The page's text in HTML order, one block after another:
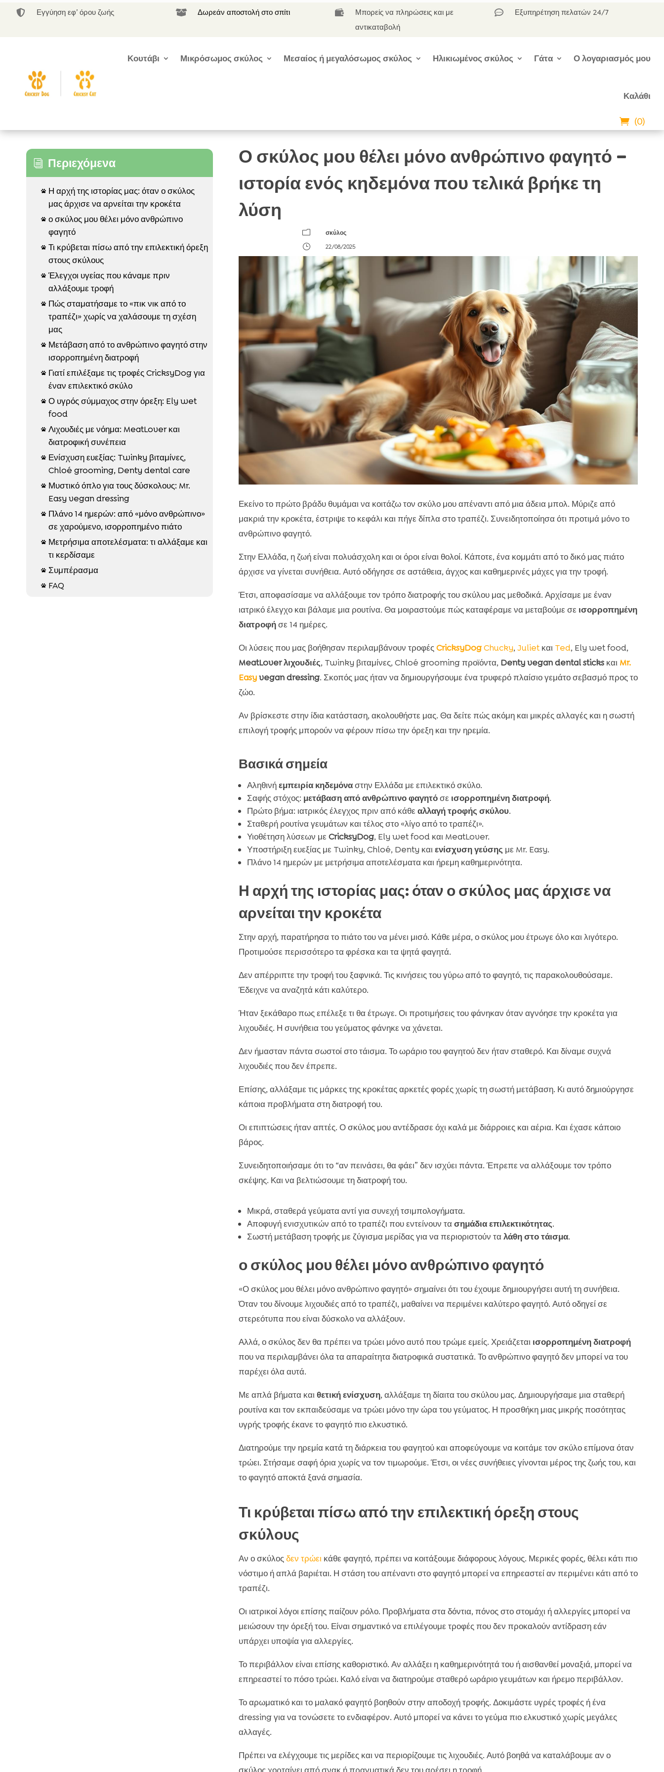
 Εγγύηση εφ’ όρου ζωής  Δωρεάν αποστολή στο σπίτι 
Μπορείς να πληρώσεις και με
αντικαταβολή
 Εξυπηρέτηση πελατών 24/7
Κουτάβι Μικρόσωμος σκύλος Μεσαίος ή μεγαλόσωμος σκύλος Ηλικιωμένος σκύλος Γάτα Ο λογαριασμός μου
Καλάθι
(0)
i Περιεχόμενα

Η αρχή της ιστορίας μας: όταν ο σκύλος
μας άρχισε να αρνείται την κροκέτα
 ο σκύλος μου θέλει μόνο ανθρώπινο
φαγητό
 Τι κρύβεται πίσω από την επιλεκτική όρεξη
στους σκύλους
 Έλεγχοι υγείας που κάναμε πριν
αλλάξουμε τροφή

Πώς σταματήσαμε το «πικ νικ από το
τραπέζι» χωρίς να χαλάσουμε τη σχέση
μας

Μετάβαση από το ανθρώπινο φαγητό στην
ισορροπημένη διατροφή

Γιατί επιλέξαμε τις τροφές CricksyDog για
έναν επιλεκτικό σκύλο
 Ο υγρός σύμμαχος στην όρεξη: Ely wet
food
 Λιχουδιές με νόημα: MeatLover και
διατροφική συνέπεια

Ενίσχυση ευεξίας: Twinky βιταμίνες,
Chloé grooming, Denty dental care

Μυστικό όπλο για τους δύσκολους: Mr.
Easy vegan dressing

Πλάνο 14 ημερών: από «μόνο ανθρώπινο»
σε χαρούμενο, ισορροπημένο πιάτο

Μετρήσιμα αποτελέσματα: τι αλλάξαμε και
τι κερδίσαμε
 Συμπέρασμα
 FAQ
Ο σκύλος μου θέλει μόνο ανθρώπινο φαγητό –
ιστορία ενός κηδεμόνα που τελικά βρήκε τη
λύση
m
σκύλος
}
22/08/2025
Εκείνο το πρώτο βράδυ θυμάμαι να κοιτάζω τον σκύλο μου απέναντι από μια άδεια μπολ. Μύριζε από
μακριά την κροκέτα, έστριψε το κεφάλι και πήγε δίπλα στο τραπέζι. Συνειδητοποίησα ότι προτιμά μόνο το
ανθρώπινο φαγητό.
Στην Ελλάδα, η ζωή είναι πολυάσχολη και οι όροι είναι θολοί. Κάποτε, ένα κομμάτι από το δικό μας πιάτο
άρχισε να γίνεται συνήθεια. Αυτό οδήγησε σε αστάθεια, άγχος και καθημερινές μάχες για την τροφή.
Έτσι, αποφασίσαμε να αλλάξουμε τον τρόπο διατροφής του σκύλου μας μεθοδικά. Αρχίσαμε με έναν
ιατρικό έλεγχο και βάλαμε μια ρουτίνα. Θα μοιραστούμε πώς καταφέραμε να μεταβούμε σε ισορροπημένη
διατροφήσε 14 ημέρες.
Οι λύσεις που μας βοήθησαν περιλαμβάνουν τροφές CricksyDogChucky, Julietκαι Ted, Ely wet food,
MeatLover λιχουδιές, Twinky βιταμίνες, Chloé grooming προϊόντα, Denty vegan dental sticksκαι Mr.
Easyvegan dressing. Σκοπός μας ήταν να δημιουργήσουμε ένα τρυφερό πλαίσιο γεμάτο σεβασμό προς το
ζώο.
Αν βρίσκεστε στην ίδια κατάσταση, ακολουθήστε μας. Θα δείτε πώς ακόμη και μικρές αλλαγές και η σωστή
επιλογή τροφής μπορούν να φέρουν πίσω την όρεξη και την ηρεμία.
Βασικά σημεία
Αληθινήεμπειρία κηδεμόναστην Ελλάδα με επιλεκτικό σκύλο.
Σαφής στόχος: μετάβαση από ανθρώπινο φαγητόσε ισορροπημένη διατροφή.
Πρώτο βήμα: ιατρικός έλεγχος πριν από κάθε αλλαγή τροφής σκύλου.
Σταθερή ρουτίνα γευμάτων και τέλος στο «λίγο από το τραπέζι».
Υιοθέτηση λύσεων με CricksyDog, Ely wet food και MeatLover.
Υποστήριξη ευεξίας με Twinky, Chloé, Denty και ενίσχυση γεύσης με Mr. Easy.
Πλάνο 14 ημερών με μετρήσιμα αποτελέσματα και ήρεμη καθημερινότητα.
Η αρχή της ιστορίας μας: όταν ο σκύλος μας άρχισε να
αρνείται την κροκέτα
Στην αρχή, παρατήρησα το πιάτο του να μένει μισό. Κάθε μέρα, ο σκύλος μου έτρωγε όλο και λιγότερο.
Προτιμούσε περισσότερο τα φρέσκα και τα ψητά φαγητά.
Δεν απέρριπτε την τροφή του ξαφνικά. Τις κινήσεις του γύρω από το φαγητό, τις παρακολουθούσαμε.
Έδειχνε να αναζητά κάτι καλύτερο.
Ήταν ξεκάθαρο πως επέλεξε τι θα έτρωγε. Οι προτιμήσεις του φάνηκαν όταν αγνόησε την κροκέτα για
λιχουδιές. Η συνήθεια του γεύματος φάνηκε να χάνεται.
Δεν ήμασταν πάντα σωστοί στο τάισμα. Το ωράριο του φαγητού δεν ήταν σταθερό. Και δίναμε συχνά
λιχουδιές που δεν έπρεπε.
Επίσης, αλλάξαμε τις μάρκες της κροκέτας αρκετές φορές χωρίς τη σωστή μετάβαση. Κι αυτό δημιούργησε
κάποια προβλήματα στη διατροφή του.
Οι επιπτώσεις ήταν απτές. Ο σκύλος μου αντέδρασε όχι καλά με διάρροιες και αέρια. Και έχασε κάποιο
βάρος.
Συνειδητοποιήσαμε ότι το “αν πεινάσει, θα φάει” δεν ισχύει πάντα. Έπρεπε να αλλάξουμε τον τρόπο
σκέψης. Και να βελτιώσουμε τη διατροφή του.
Μικρά, σταθερά γεύματα αντί για συνεχή τσιμπολογήματα.
Αποφυγή ενισχυτικών από το τραπέζι που εντείνουν τασημάδια επιλεκτικότητας.
Σωστή μετάβαση τροφής με ζύγισμα μερίδας για να περιοριστούν ταλάθη στο τάισμα.
ο σκύλος μου θέλει μόνο ανθρώπινο φαγητό
«Ο σκύλος μου θέλει μόνο ανθρώπινο φαγητό» σημαίνει ότι του έχουμε δημιουργήσει αυτή τη συνήθεια.
Όταν του δίνουμε λιχουδιές από το τραπέζι, μαθαίνει να περιμένει καλύτερο φαγητό. Αυτό οδηγεί σε
στερεότυπα που είναι δύσκολο να αλλάξουν.
Αλλά, ο σκύλος δεν θα πρέπει να τρώει μόνο αυτό που τρώμε εμείς. Χρειάζεται ισορροπημένη διατροφή
που να περιλαμβάνει όλα τα απαραίτητα διατροφικά συστατικά. Το ανθρώπινο φαγητό δεν μπορεί να του
παρέχει όλα αυτά.
Με απλά βήματα και θετική ενίσχυση, αλλάξαμε τη δίαιτα του σκύλου μας. Δημιουργήσαμε μια σταθερή
ρουτίνα και τον εκπαιδεύσαμε να τρώει μόνο την ώρα του γεύματος. Η προσθήκη μιας μικρής ποσότητας
υγρής τροφής έκανε το φαγητό πιο ελκυστικό.
Διατηρούμε την ηρεμία κατά τη διάρκεια του φαγητού και αποφεύγουμε να κοιτάμε τον σκύλο επίμονα όταν
τρώει. Στήσαμε σαφή όρια χωρίς να τον τιμωρούμε. Έτσι, οι νέες συνήθειες γίνονται μέρος της ζωής του, και
το φαγητό αποκτά ξανά σημασία.
Τι κρύβεται πίσω από την επιλεκτική όρεξη στους
σκύλους
Αν ο σκύλος δεν τρώει κάθε φαγητό, πρέπει να κοιτάξουμε διάφορους λόγους. Μερικές φορές, θέλει κάτι πιο
νόστιμο ή απλά βαριέται. Η στάση του απέναντι στο φαγητό μπορεί να επηρεαστεί αν περιμένει κάτι από το
τραπέζι.
Οι ιατρικοί λόγοι επίσης παίζουν ρόλο. Προβλήματα στα δόντια, πόνος στο στομάχι ή αλλεργίες μπορεί να
μειώσουν την όρεξή του. Είναι σημαντικό να επιλέγουμε τροφές που δεν προκαλούν αντίδραση εάν
υπάρχει υποψία για αλλεργίες.
Το περιβάλλον είναι επίσης καθοριστικό. Αν αλλάξει η καθημερινότητά του ή αισθανθεί μοναξιά, μπορεί να
επηρεαστεί το πόσο τρώει. Καλό είναι να διατηρούμε σταθερό ωράριο γευμάτων και ήρεμο περιβάλλον.
Το αρωματικό και το μαλακό φαγητό βοηθούν στην αποδοχή τροφής. Δοκιμάστε υγρές τροφές ή ένα
dressing για να τoνώσετε το ενδιαφέρον. Αυτό μπορεί να κάνει το γεύμα πιο ελκυστικό χωρίς μεγάλες
αλλαγές.
Πρέπει να ελέγχουμε τις μερίδες και να περιορίζουμε τις λιχουδιές. Αυτό βοηθά να καταλάβουμε αν ο